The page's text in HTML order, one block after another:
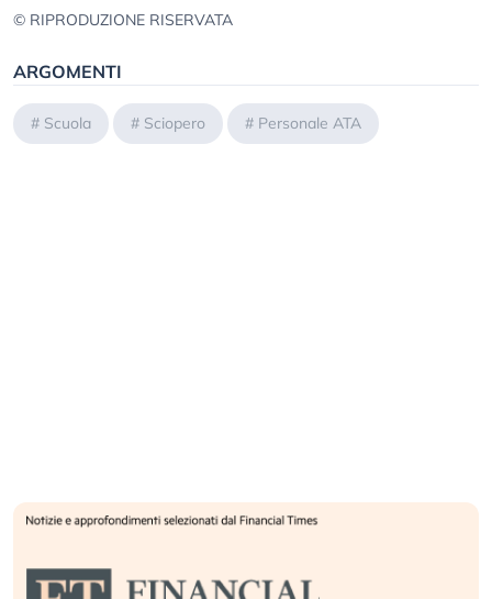
© RIPRODUZIONE RISERVATA
ARGOMENTI
# Scuola # Sciopero # Personale ATA